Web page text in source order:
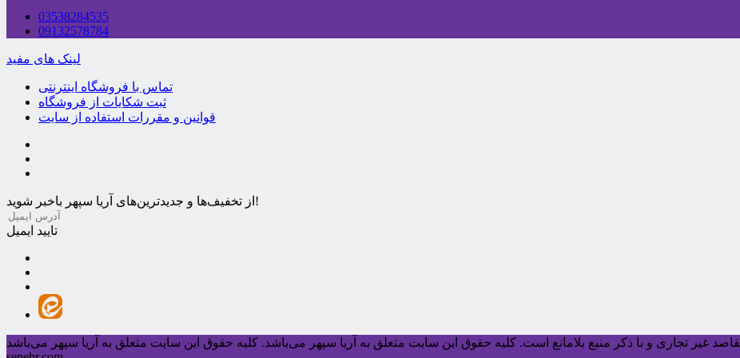
03538284535
09132578784
لینک های مفید
تماس با فروشگاه اینترنتی
ثبت شکایات از فروشگاه
قوانین و مقررات استفاده از سایت
از تخفیف‌ها و جدیدترین‌های آریا سپهر باخبر شوید!
تایید ایمیل
غیر تجاری و با ذکر منبع بلامانع است. کليه حقوق اين سايت متعلق به آریا سپهر می‌باشد.